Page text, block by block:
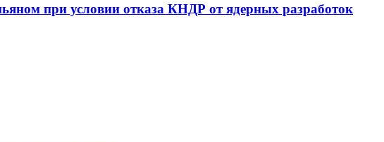
при условии отказа КНДР от ядерных разработок